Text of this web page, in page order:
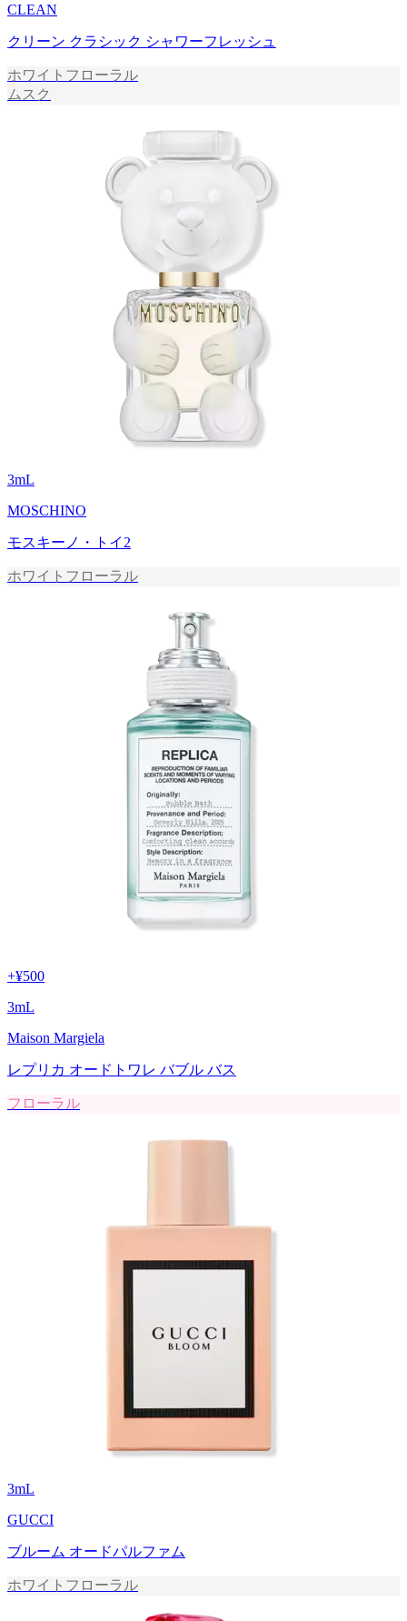
CLEAN
クリーン クラシック シャワーフレッシュ
ホワイトフローラル
ムスク
3mL
MOSCHINO
モスキーノ・トイ2
ホワイトフローラル
+¥500
3mL
Maison Margiela
レプリカ オードトワレ バブル バス
フローラル
3mL
GUCCI
ブルーム オードパルファム
ホワイトフローラル